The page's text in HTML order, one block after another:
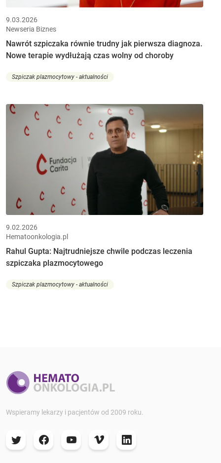
9.03.2026
Newseria Biznes
Nawrót szpiczaka równie trudny jak pierwsza diagnoza.
Nowe terapie wydłużają czas wolny od choroby
Szpiczak plazmocytowy - aktualności
9.02.2026
Hematoonkologia.pl
Rahul Gupta: Najtrudniejsze chwile podczas leczenia
szpiczaka plazmocytowego
Szpiczak plazmocytowy - aktualności
Wspieramy lekarzy i pacjentów od 2009 roku.